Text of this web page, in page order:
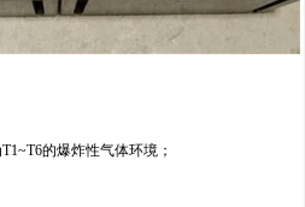
的爆炸性气体环境；